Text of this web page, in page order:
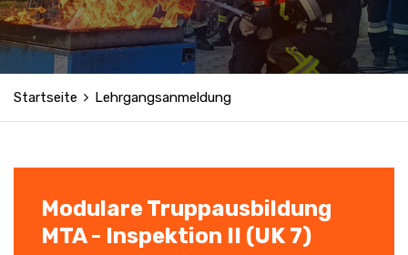
Startseite Lehrgangsanmeldung
Modulare Truppausbildung
MTA - Inspektion II (UK 7)